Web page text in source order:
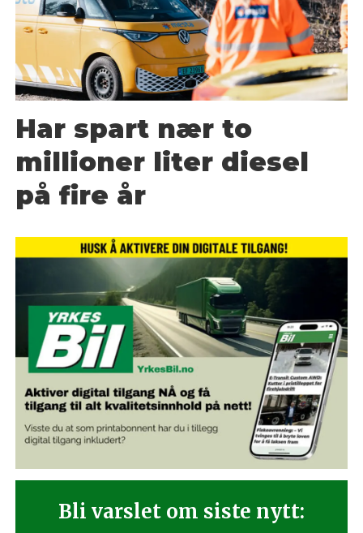
Har spart nær to
millioner liter diesel
på fire år
Bli varslet om siste nytt: